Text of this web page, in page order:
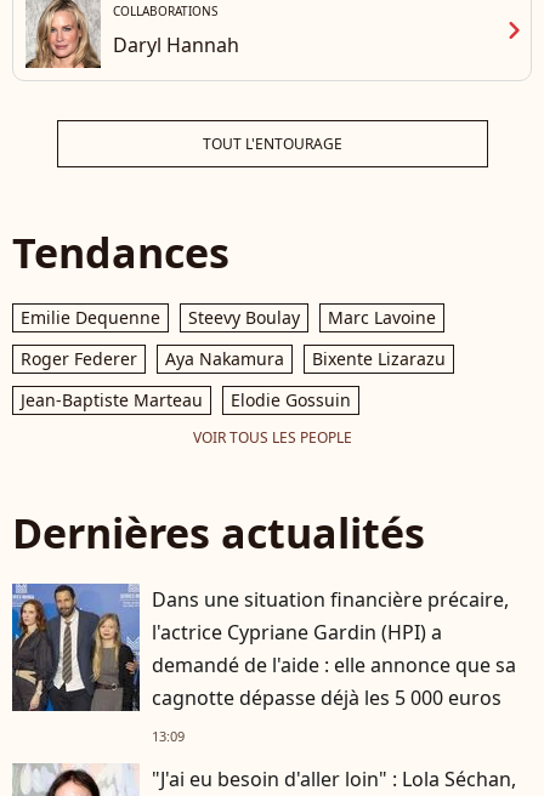
COLLABORATIONS
Daryl Hannah chevron_right
TOUT L'ENTOURAGE
Tendances
Emilie Dequenne Steevy Boulay
Marc Lavoine
Roger Federer
Aya Nakamura
Bixente Lizarazu
Jean-Baptiste Marteau
Elodie Gossuin
VOIR TOUS LES PEOPLE
Dernières actualités
Dans une situation financière précaire,
l'actrice Cypriane Gardin (HPI) a
demandé de l'aide : elle annonce que sa
cagnotte dépasse déjà les 5 000 euros
13:09
"J'ai eu besoin d'aller loin" : Lola Séchan,